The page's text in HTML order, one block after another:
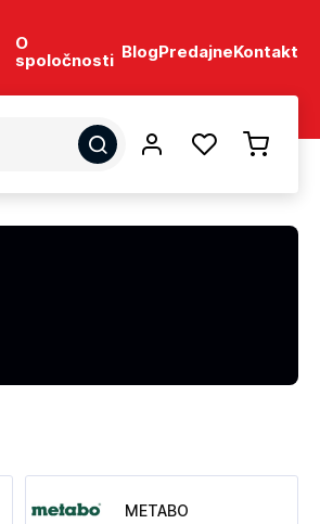
O
spoločnosti BlogPredajneKontakt
METABO